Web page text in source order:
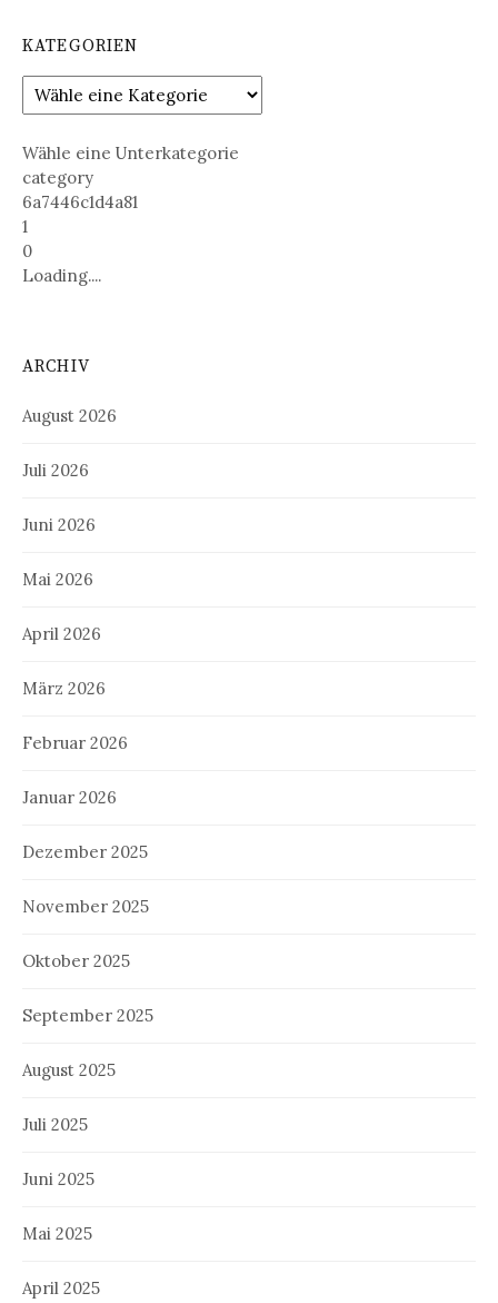
KATEGORIEN
Wähle eine Unterkategorie
category
6a7446c1d4a81
1
0
Loading....
ARCHIV
August 2026
Juli 2026
Juni 2026
Mai 2026
April 2026
März 2026
Februar 2026
Januar 2026
Dezember 2025
November 2025
Oktober 2025
September 2025
August 2025
Juli 2025
Juni 2025
Mai 2025
April 2025